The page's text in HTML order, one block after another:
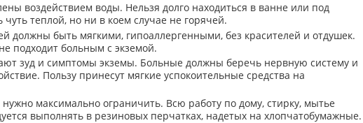
воздействием воды. Нельзя долго находиться в ванне или под
теплой, но ни в коем случае не горячей.
должны быть мягкими, гипоаллергенными, без красителей и отдушек.
подходит больным с экземой.
зуд и симптомы экземы. Больные должны беречь нервную систему и
Пользу принесут мягкие успокоительные средства на
максимально ограничить. Всю работу по дому, стирку, мытье
выполнять в резиновых перчатках, надетых на хлопчатобумажные.